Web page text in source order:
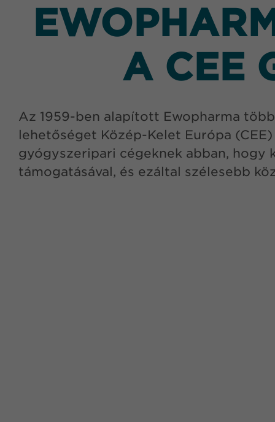
A CEE
Az 1959-ben alapított Ewopharma
lehetőséget Közép-Kelet Európa
gyógyszeripari cégeknek abban, hogy
támogatásával, és ezáltal szélesebb